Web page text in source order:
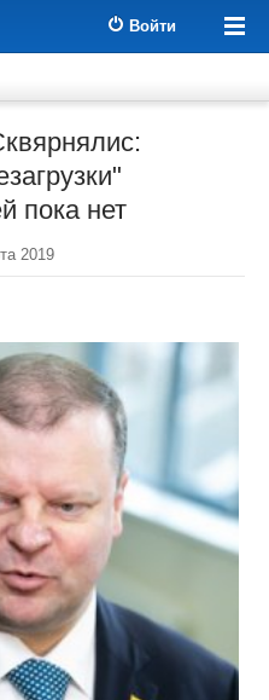
Войти
пока нет
2019